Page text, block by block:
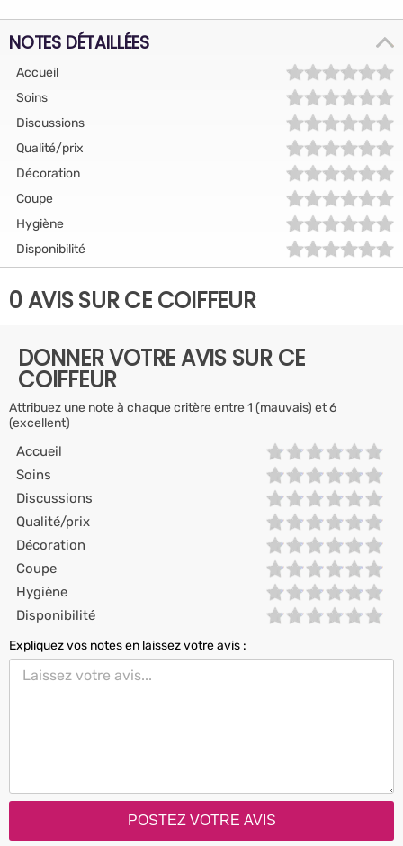
NOTES DÉTAILLÉES
Accueil
Soins
Discussions
Qualité/prix
Décoration
Coupe
Hygiène
Disponibilité
0 AVIS SUR CE COIFFEUR
DONNER VOTRE AVIS SUR CE
COIFFEUR
Attribuez une note à chaque critère entre 1 (mauvais) et 6
(excellent)
Accueil
Soins
Discussions
Qualité/prix
Décoration
Coupe
Hygiène
Disponibilité
Expliquez vos notes en laissez votre avis :